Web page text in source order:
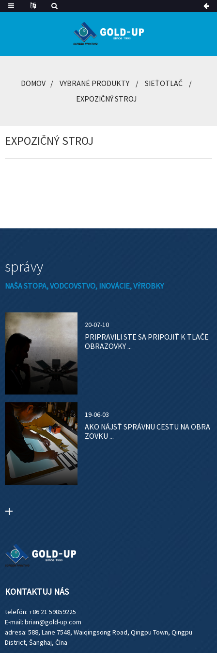
DOMOV VYBRANÉ PRODUKTY
SIEŤOTLAČ
EXPOZIČNÝ STROJ
EXPOZIČNÝ STROJ
správy
NAŠA STOPA, VODCOVSTVO, INOVÁCIE, VÝROBKY
20-07-10
PRIPRAVILI STE SA PRIPOJIŤ K TLAČE
OBRAZOVKY ...
19-06-03
AKO NÁJSŤ SPRÁVNU CESTU NA OBRA
ZOVKU ...
KONTAKTUJ NÁS
telefón: +86 21 59859225
E-mail: brian@gold-up.com
adresa: 588, Lane 7548, Waiqingsong Road, Qingpu Town, Qingpu
District, Šanghaj, Čína